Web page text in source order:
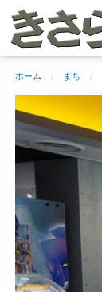
テ
ホーム まち